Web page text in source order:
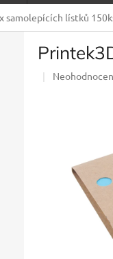
samolepících lístků
Průměrné
hvězdiček.